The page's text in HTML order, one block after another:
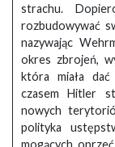
strachu.
rozbudowywać
nazywając
okres zbrojeń,
która miała
czasem Hitler
nowych
polityka